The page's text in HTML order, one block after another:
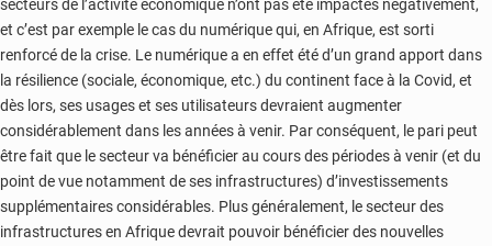
secteurs de l’activité économique n’ont pas été impactés négativement,
et c’est par exemple le cas du numérique qui, en Afrique, est sorti
renforcé de la crise. Le numérique a en effet été d’un grand apport dans
la résilience (sociale, économique, etc.) du continent face à la Covid, et
dès lors, ses usages et ses utilisateurs devraient augmenter
considérablement dans les années à venir. Par conséquent, le pari peut
être fait que le secteur va bénéficier au cours des périodes à venir (et du
point de vue notamment de ses infrastructures) d’investissements
supplémentaires considérables. Plus généralement, le secteur des
infrastructures en Afrique devrait pouvoir bénéficier des nouvelles